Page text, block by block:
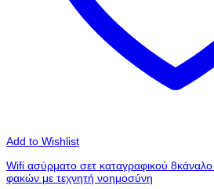
Add to Wishlist
Wifi ασύρματο σετ καταγραφικού
φακών με τεχνητή νοημοσύνη